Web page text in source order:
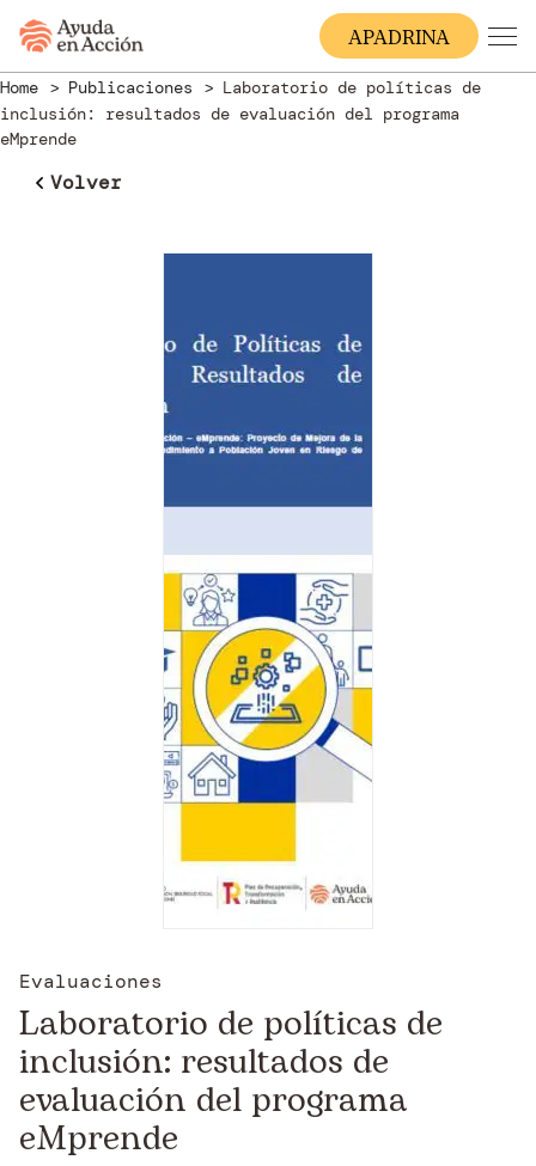
APADRINA
Home Publicaciones
Laboratorio de políticas de
inclusión: resultados de evaluación del programa
eMprende
Volver
Evaluaciones
Laboratorio de políticas de
inclusión: resultados de
evaluación del programa
eMprende